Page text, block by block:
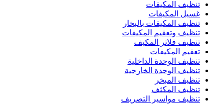
تنظيف المكيفات
غسيل المكيفات
تنظيف المكيفات بالبخار
تنظيف وتعقيم المكيفات
تنظيف فلاتر المكيف
تعقيم المكيفات
تنظيف الوحدة الداخلية
تنظيف الوحدة الخارجية
تنظيف المبخر
تنظيف المكثف
تنظيف مواسير التصريف